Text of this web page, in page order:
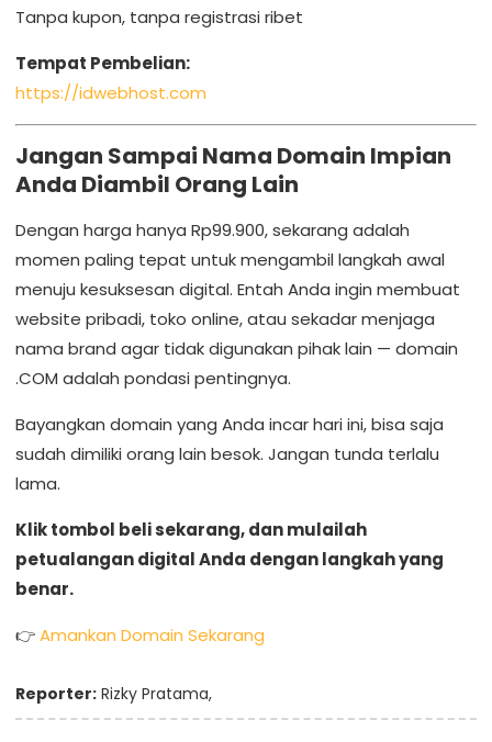
Tanpa kupon, tanpa registrasi ribet
Tempat Pembelian:
https://idwebhost.com
Jangan Sampai Nama Domain Impian
Anda Diambil Orang Lain
Dengan harga hanya Rp99.900, sekarang adalah
momen paling tepat untuk mengambil langkah awal
menuju kesuksesan digital. Entah Anda ingin membuat
website pribadi, toko online, atau sekadar menjaga
nama brand agar tidak digunakan pihak lain — domain
.COM adalah pondasi pentingnya.
Bayangkan domain yang Anda incar hari ini, bisa saja
sudah dimiliki orang lain besok. Jangan tunda terlalu
lama.
Klik tombol beli sekarang, dan mulailah
petualangan digital Anda dengan langkah yang
benar.
👉Amankan Domain Sekarang
Reporter: Rizky Pratama,